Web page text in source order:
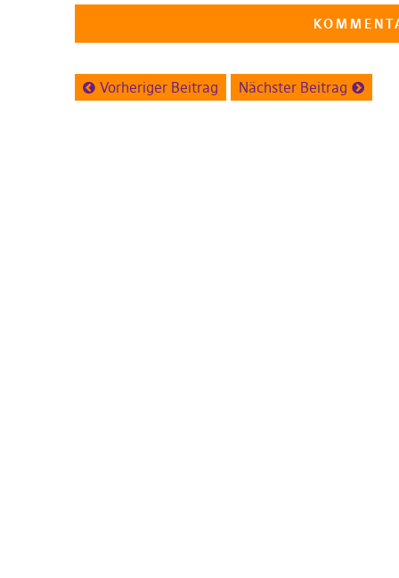
Vorheriger Beitrag Nächster Beitrag